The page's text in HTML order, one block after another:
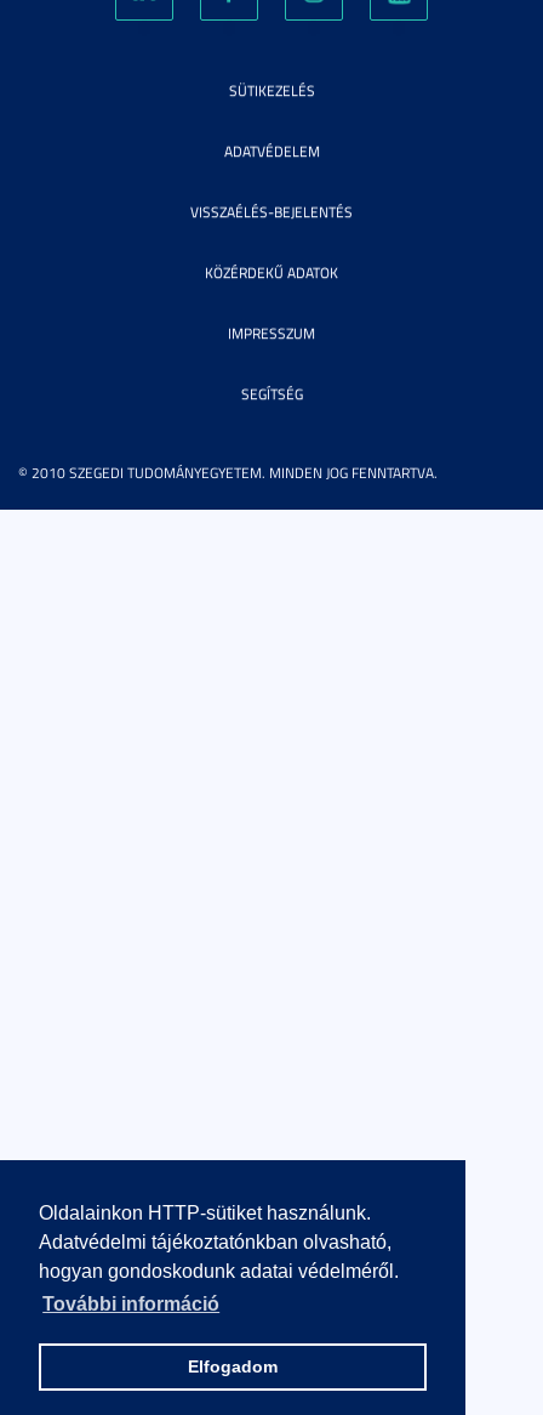
Oldalainkon HTTP-sütiket használunk.
Adatvédelmi tájékoztatónkban olvasható,
hogyan gondoskodunk adatai védelméről.
További információ
Elfogadom
© 2010 SZEGEDI TUDOMÁNYEGYETEM. MINDEN JOG FENNTARTVA.
SÜTIKEZELÉS
ADATVÉDELEM
VISSZAÉLÉS-BEJELENTÉS
KÖZÉRDEKŰ ADATOK
IMPRESSZUM
SEGÍTSÉG